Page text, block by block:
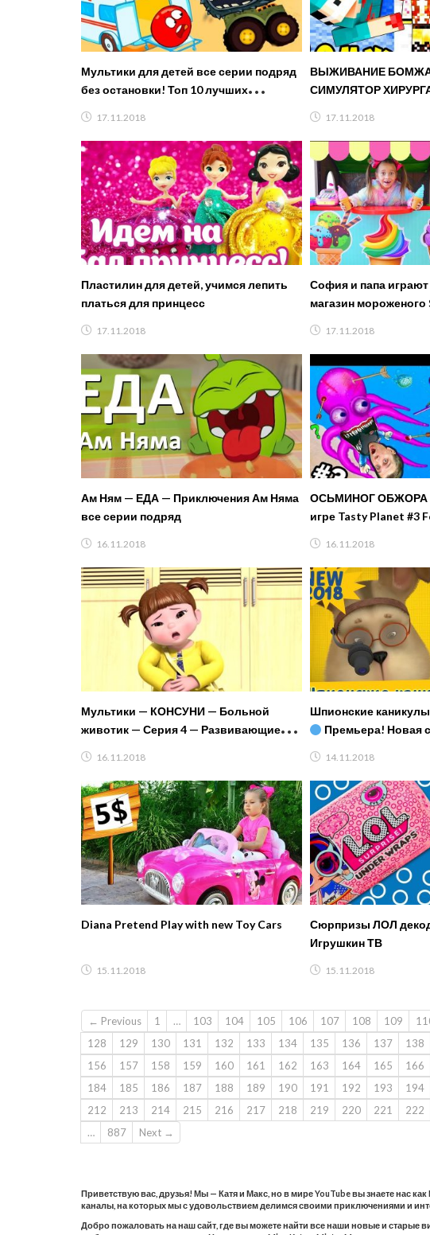
Мультики для детей все серии подряд
без остановки! Топ 10 лучших
17.11.2018
ВЫЖИВАНИЕ
СИМУЛЯТОР
СЕРИАЛ
17.11.2018
Пластилин для детей, учимся лепить
платься для принцесс
17.11.2018
София и папа играют
магазин мороженого Sofia Pretend play
17.11.2018
Ам Ням — ЕДА — Приключения Ам Няма
все серии подряд
16.11.2018
ОСЬМИНОГ ОБЖОРА
игре Tasty Planet #3
16.11.2018
Мультики — КОНСУНИ — Больной
животик — Серия 4 — Развивающие
16.11.2018
Шпионские каникулы
Премьера! Новая
14.11.2018
Diana Pretend Play with new Toy Cars
15.11.2018
Сюрпризы ЛОЛ
Игрушкин ТВ
15.11.2018
← Previous 1 … 103 104 105 106 107 108 109
128
129 130 131 132 133 134 135 136 137 138
156
157 158 159 160 161 162 163 164 165 166
184
185 186 187 188 189 190 191 192 193 194
212
213 214 215 216 217 218 219 220 221 222
…
887 Next →
Приветствую вас, друзья! Мы — Катя и Макс, но в мире YouTube вы знаете нас
каналы, на которых мы с удовольствием делимся своими приключениями и
Добро пожаловать на наш сайт, где вы можете найти все наши новые и старые